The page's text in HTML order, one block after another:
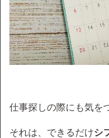
仕事探しの際にも気を
それは、できるだけシ